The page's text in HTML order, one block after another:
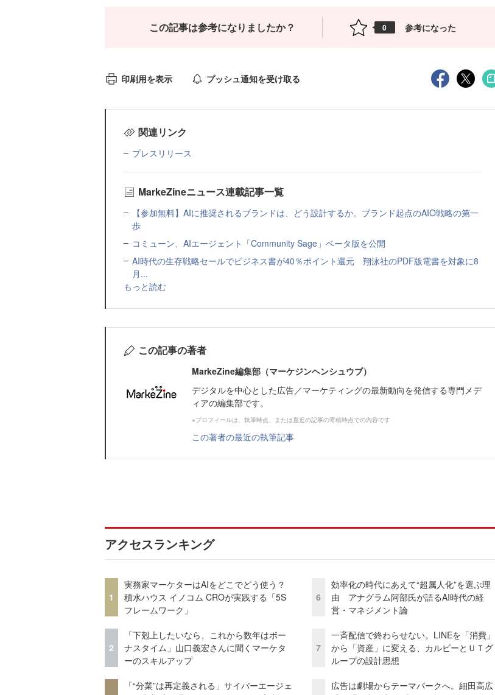
この記事は参考になりましたか？ 0 参考になった
印刷用を表示 プッシュ通知を受け取る
関連リンク
プレスリリース
MarkeZineニュース連載記事一覧
【参加無料】AIに推奨されるブランドは、どう設計するか。ブランド起点のAIO戦略の第一
歩
コミューン、AIエージェント「Community Sage」ベータ版を公開
AI時代の生存戦略セールでビジネス書が40％ポイント還元 翔泳社のPDF版電書を対象に8
月...
もっと読む
この記事の著者
MarkeZine編集部（マーケジンヘンシュウブ）
デジタルを中心とした広告／マーケティングの最新動向を発信する専門メデ
ィアの編集部です。
※プロフィールは、執筆時点、または直近の記事の寄稿時点での内容です
この著者の最近の執筆記事
アクセスランキング
1
実務家マーケターはAIをどこでどう使う？
積水ハウス イノコム CROが実践する「5S
フレームワーク」
2
「下剋上したいなら、これから数年はボー
ナスタイム」山口義宏さんに聞くマーケタ
ーのスキルアップ
「“分業”は再定義される」サイバーエージェ
6
効率化の時代にあえて“超属人化”を選ぶ理
由 アナグラム阿部氏が語るAI時代の経
営・マネジメント論
7
一斉配信で終わらせない。LINEを「消費」
から「資産」に変える、カルビーとＵＴグ
ループの設計思想
広告は劇場からテーマパークへ。細田高広